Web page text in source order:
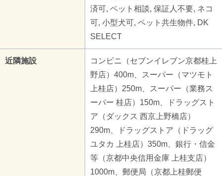
済可, ペット相談, 保証人不要, ネコ
可, 小型犬可, ペット共生物件, DK
SELECT
近隣施設
コンビニ（セブンイレブン京都桂上
野店）400m、スーパー（マツモト
上桂店）250m、スーパー（業務ス
ーパー 桂店）150m、ドラッグスト
ア（ダックス 西京上野橋店）
290m、ドラッグストア（ドラッグ
ユタカ 上桂店）350m、銀行・信金
等（京都中央信用金庫 上桂支店）
1000m、郵便局（京都上桂郵便